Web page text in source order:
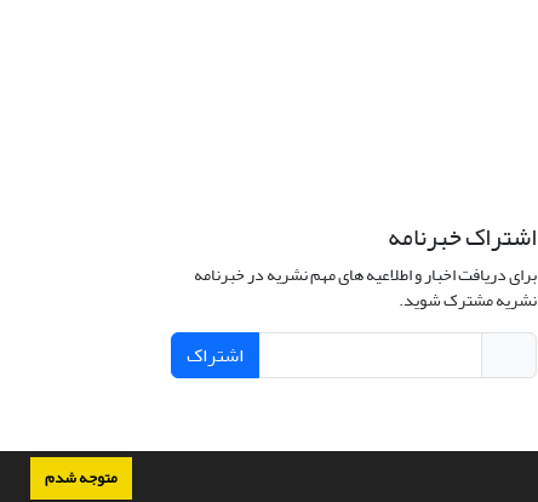
متوجه شدم
اشتراک خبرنامه
برای دریافت اخبار و اطلاعیه های مهم نشریه در خبرنامه
نشریه مشترک شوید.
اشتراک